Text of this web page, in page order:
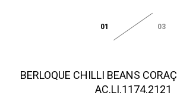
01 03
BERLOQUE CHILLI BEANS
AC.LI.1174.2121